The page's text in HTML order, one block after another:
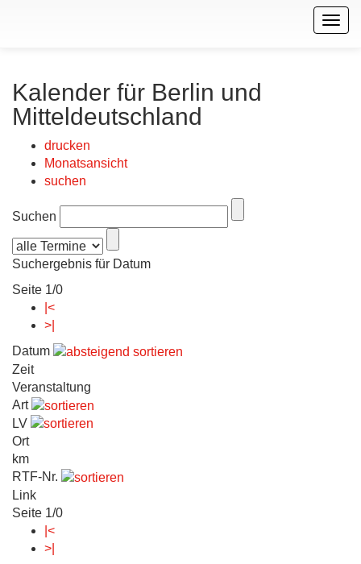
Kalender für Berlin und
Mitteldeutschland
drucken
Monatsansicht
suchen
Suchen
Suchergebnis für Datum
Seite 1/0
|<
>|
Datum
Zeit
Veranstaltung
Art
LV
Ort
km
RTF-Nr.
Link
Seite 1/0
|<
>|